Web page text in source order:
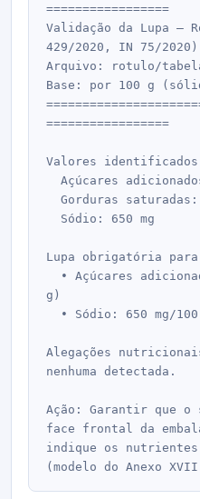
=================
Validação da Lupa —
429/2020, IN 75/2020)
Arquivo: rotulo/
Base: por 100 g
=================
Valores
Lupa obrigatória
g)
Alegações
nenhuma detectada.
Ação: Garantir que o
face frontal da
indique os nutrientes